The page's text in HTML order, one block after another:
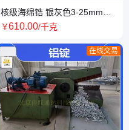
核级海绵锆 银灰色3-25mm高
纯度锆块 锆粒 行业标准桶装
￥610.00/千克
在线交易